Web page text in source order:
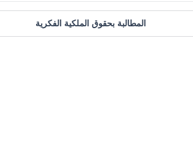
المطالبة بحقوق الملكية الفكرية